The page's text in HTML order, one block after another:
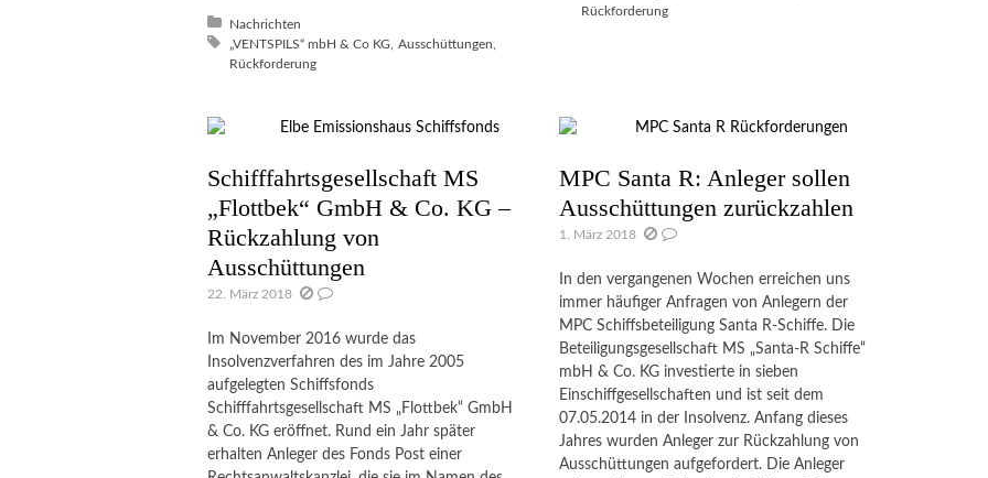
Posted in:
Nachrichten
Tagged with:
„VENTSPILS“ mbH & Co KG
Ausschüttungen
Rückforderung
Rückforderung
Schifffahrtsgesellschaft MS
„Flottbek“ GmbH & Co. KG –
Rückzahlung von
Ausschüttungen
22. März 2018
Im November 2016 wurde das
Insolvenzverfahren des im Jahre 2005
aufgelegten Schiffsfonds
Schifffahrtsgesellschaft MS „Flottbek“ GmbH
& Co. KG eröffnet. Rund ein Jahr später
erhalten Anleger des Fonds Post einer
MPC Santa R: Anleger sollen
Ausschüttungen zurückzahlen
1. März 2018
In den vergangenen Wochen erreichen uns
immer häufiger Anfragen von Anlegern der
MPC Schiffsbeteiligung Santa R-Schiffe. Die
Beteiligungsgesellschaft MS „Santa-R Schiffe“
mbH & Co. KG investierte in sieben
Einschiffgesellschaften und ist seit dem
07.05.2014 in der Insolvenz. Anfang dieses
Jahres wurden Anleger zur Rückzahlung von
Ausschüttungen aufgefordert. Die Anleger